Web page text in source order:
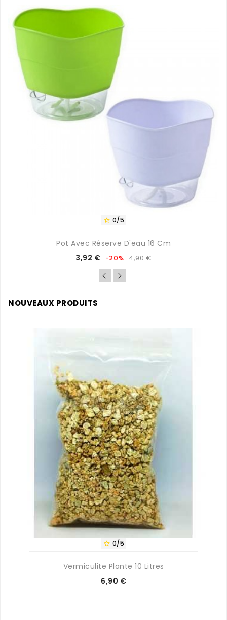
 0/5
Pot Avec Réserve D'eau 16 Cm
Prix
3,92 € Prix
de
base
-20% 4,90 €
NOUVEAUX PRODUITS
 0/5
Vermiculite Plante 10 Litres
Prix
6,90 €